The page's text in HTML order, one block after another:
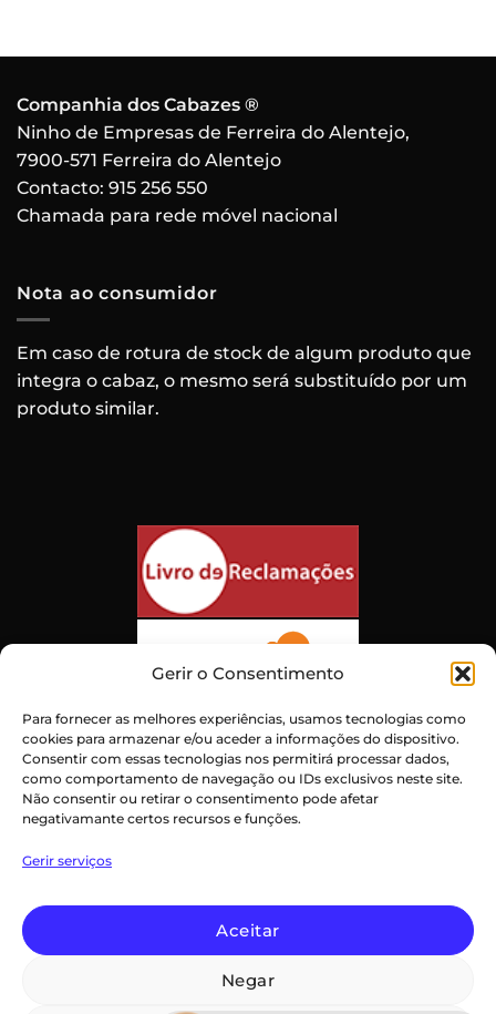
Gerir o Consentimento
Para fornecer as melhores experiências, usamos tecnologias como
cookies para armazenar e/ou aceder a informações do dispositivo.
Consentir com essas tecnologias nos permitirá processar dados,
como comportamento de navegação ou IDs exclusivos neste site.
Não consentir ou retirar o consentimento pode afetar
negativamante certos recursos e funções.
Gerir serviços
Aceitar
Negar
Companhia dos Cabazes ®
Ninho de Empresas de Ferreira do Alentejo,
7900-571 Ferreira do Alentejo
Contacto: 915 256 550
Chamada para rede móvel nacional
Nota ao consumidor
Em caso de rotura de stock de algum produto que
integra o cabaz, o mesmo será substituído por um
produto similar.
Credit
Maestro